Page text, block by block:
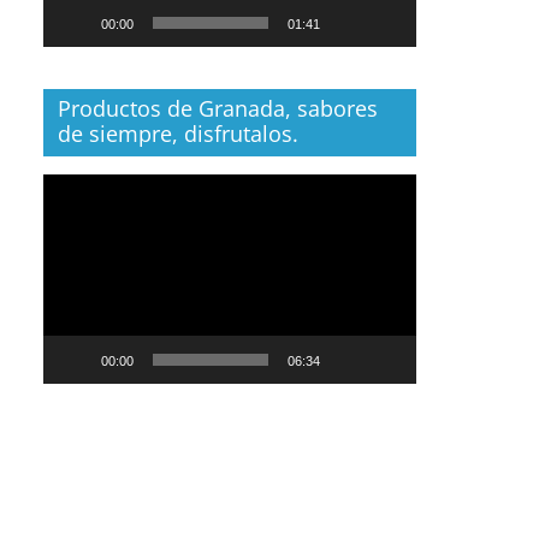
00:00 01:41
Productos de Granada, sabores
de siempre, disfrutalos.
00:00 06:34